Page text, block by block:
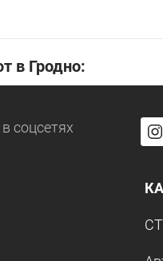
в Гродно:
в соцсетях